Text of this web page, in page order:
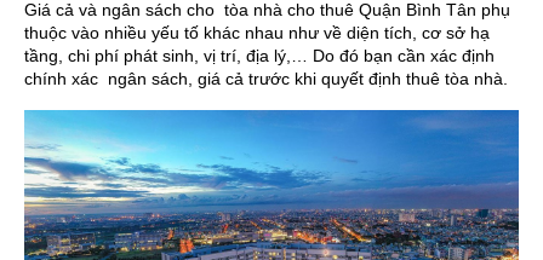
Giá cả và ngân sách cho tòa nhà cho thuê Quận Bình Tân phụ
thuộc vào nhiều yếu tố khác nhau như về diện tích, cơ sở hạ
tầng, chi phí phát sinh, vị trí, địa lý,… Do đó bạn cần xác định
chính xác ngân sách, giá cả trước khi quyết định thuê tòa nhà.